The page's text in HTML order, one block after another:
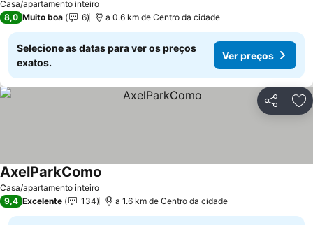
Casa/apartamento inteiro
8,0 Muito boa 6 a 0.6 km de Centro da cidade
Selecione as datas para ver os preços
exatos.
Ver preços
Partilhar
Casa/apartamento inteiro
AxelParkComo
9,4 Excelente 134 a 1.6 km de Centro da cidade